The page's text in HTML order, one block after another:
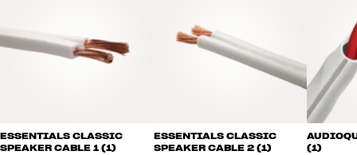
ESSENTIALS CLASSIC
SPEAKER CABLE 1 (1)
ESSENTIALS CLASSIC
SPEAKER CABLE 2 (1)
(1)